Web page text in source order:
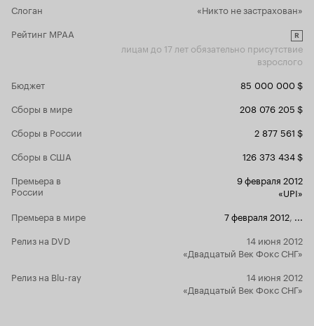
финальных титрах. Но хорошо, что ее вообще
кажется,
со своей
Дензела
еще
Хороши. И
привнесла
приличный
Местами
пальбы и
актеры
концов, на
жанра
Слоган
«Никто не застрахован»
Рейтинг MPAA
R
лицам до 17 лет обязательно присутствие
взрослого
Бюджет
85 000 000 $
Сборы в мире
208 076 205 $
Сборы в России
2 877 561 $
Сборы в США
126 373 434 $
Премьера в
России
9 февраля 2012
«UPI»
Премьера в мире
7 февраля 2012
Релиз на DVD
14 июня 2012
«Двадцатый Век Фокс СНГ»
Релиз на Blu-ray
14 июня 2012
«Двадцатый Век Фокс СНГ»